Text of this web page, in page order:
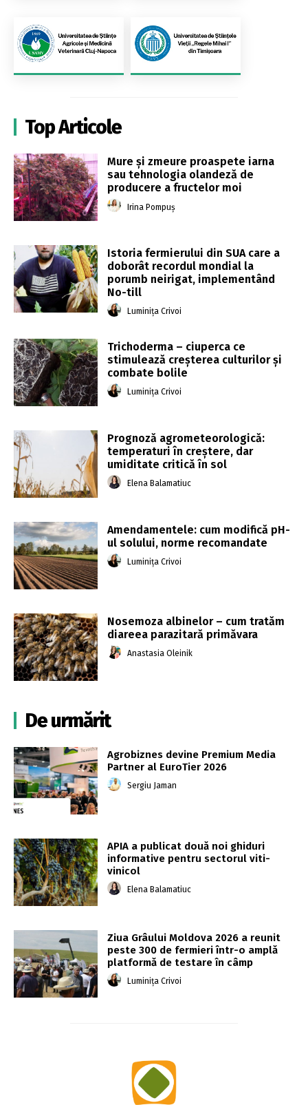
Top Articole
Mure și zmeure proaspete iarna
sau tehnologia olandeză de
producere a fructelor moi
Irina Pompuș
Istoria fermierului din SUA care a
doborât recordul mondial la
porumb neirigat, implementând
No-till
Luminița Crivoi
Trichoderma – ciuperca ce
stimulează creșterea culturilor și
combate bolile
Luminița Crivoi
Prognoză agrometeorologică:
temperaturi în creștere, dar
umiditate critică în sol
Elena Balamatiuc
Amendamentele: cum modifică pH-
ul solului, norme recomandate
Luminița Crivoi
Nosemoza albinelor – cum tratăm
diareea parazitară primăvara
Anastasia Oleinik
De urmărit
Agrobiznes devine Premium Media
Partner al EuroTier 2026
Sergiu Jaman
APIA a publicat două noi ghiduri
informative pentru sectorul viti-
vinicol
Elena Balamatiuc
Ziua Grâului Moldova 2026 a reunit
peste 300 de fermieri într-o amplă
platformă de testare în câmp
Luminița Crivoi